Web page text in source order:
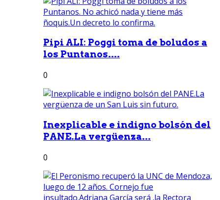
Pipi ALI: Poggi toma de boludos a
los Puntanos....
0
Inexplicable e indigno bolsón del
PANE.La vergüenza...
0